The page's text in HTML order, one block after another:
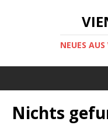
NEUES
Nichts